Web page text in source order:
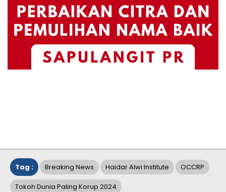
Tag : Breaking News Haidar Alwi Institute OCCRP
Tokoh Dunia Paling Korup 2024